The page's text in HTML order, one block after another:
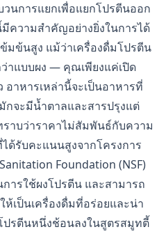
นการแยกเพื่อแยกโปรตีนออก
ความสำคัญอย่างยิ่งในการได้
มข้นสูง แม้ว่าเครื่องดื่มโปรตีน
าแบบผง — คุณเพียงแค่เปิด
าหารเหล่านี้จะเป็นอาหารที่
กจะมีน้ำตาลและสารปรุงแต่
าบว่าราคาไม่สัมพันธ์กับความ
ด้รับคะแนนสูงจากโครงการ
Foundation (NSF)
ารใช้ผงโปรตีน และสามารถ
เป็นเครื่องดื่มที่อร่อยและน่า
ปรตีนหนึ่งช้อนลงในสูตรสมูทตี้